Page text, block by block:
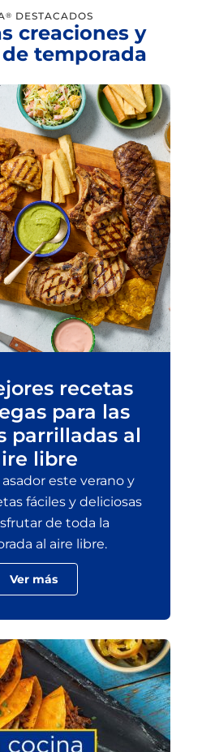
® DESTACADOS
creaciones y
temporada
recetas
para las
parrilladas al
libre
este verano y
fáciles y deliciosas
de toda la
al aire libre.
Ver más